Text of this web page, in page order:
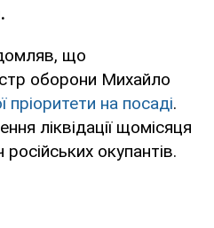
що
оборони Михайло
пріоритети на посаді.
ліквідації щомісяця
окупантів.